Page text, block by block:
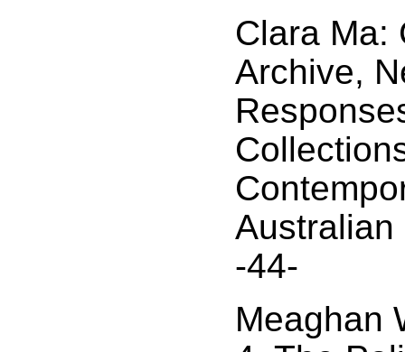
Clara Ma:
Archive,
Australian
-44-
Meaghan